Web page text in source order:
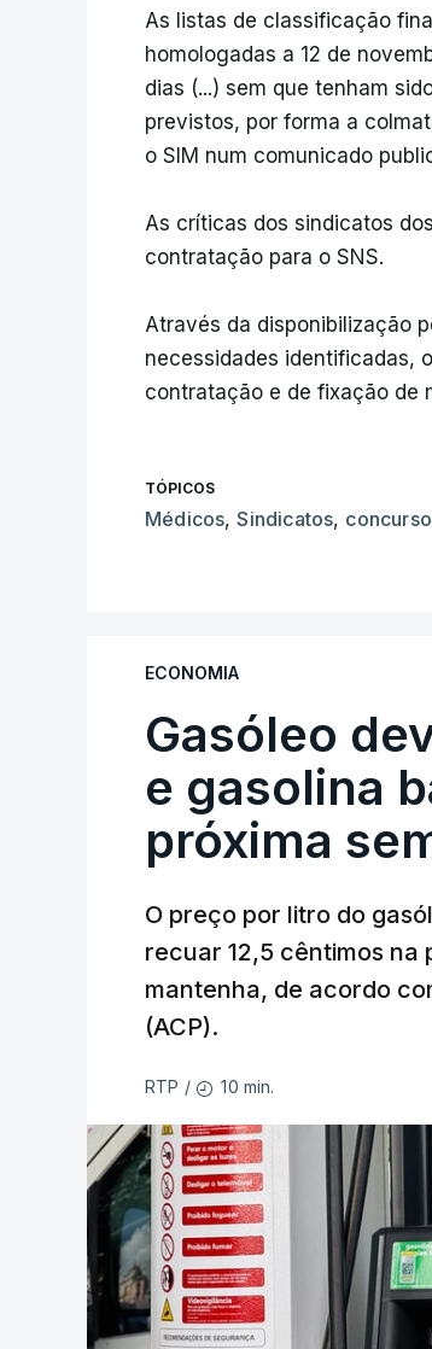
As listas de classificação
homologadas a 12 de
dias (...) sem que tenham
previstos, por forma a
o SIM num comunicado
As críticas dos sindicatos
contratação para o SNS.
Através da disponibilização
necessidades identificadas,
contratação e de fixação de
TÓPICOS
Médicos,Sindicatos,
ECONOMIA
Gasóleo
e gasolina
próxima
O preço por litro do
recuar 12,5 cêntimos na
mantenha, de acordo
(ACP).
RTP / 10 min.